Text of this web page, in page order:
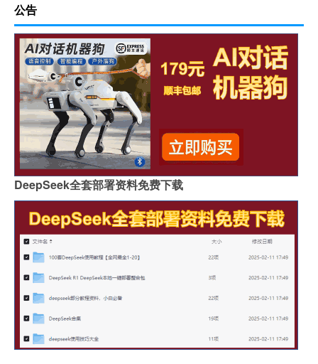
公告
DeepSeek全套部署资料免费下载